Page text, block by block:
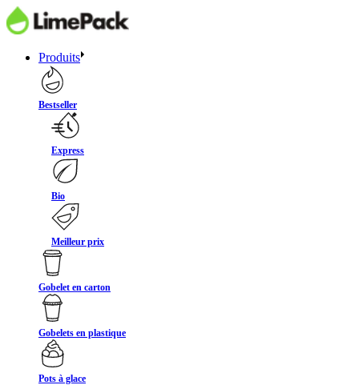
Produits
Bestseller
Express
Bio
Meilleur prix
Gobelet en carton
Gobelets en plastique
Pots à glace